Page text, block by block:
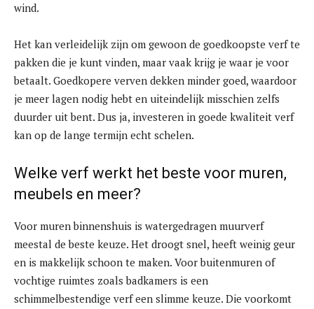
wind.
Het kan verleidelijk zijn om gewoon de goedkoopste verf te
pakken die je kunt vinden, maar vaak krijg je waar je voor
betaalt. Goedkopere verven dekken minder goed, waardoor
je meer lagen nodig hebt en uiteindelijk misschien zelfs
duurder uit bent. Dus ja, investeren in goede kwaliteit verf
kan op de lange termijn echt schelen.
Welke verf werkt het beste voor muren,
meubels en meer?
Voor muren binnenshuis is watergedragen muurverf
meestal de beste keuze. Het droogt snel, heeft weinig geur
en is makkelijk schoon te maken. Voor buitenmuren of
vochtige ruimtes zoals badkamers is een
schimmelbestendige verf een slimme keuze. Die voorkomt